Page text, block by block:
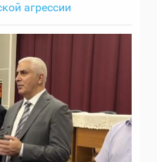
агрессии